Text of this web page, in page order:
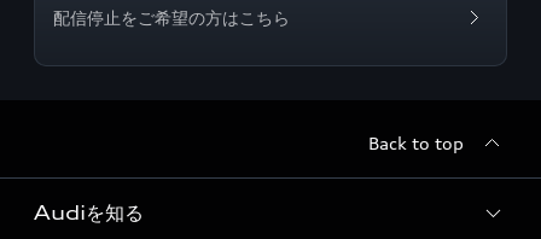
配信停止をご希望の方はこちら
Back to top
Audiを知る